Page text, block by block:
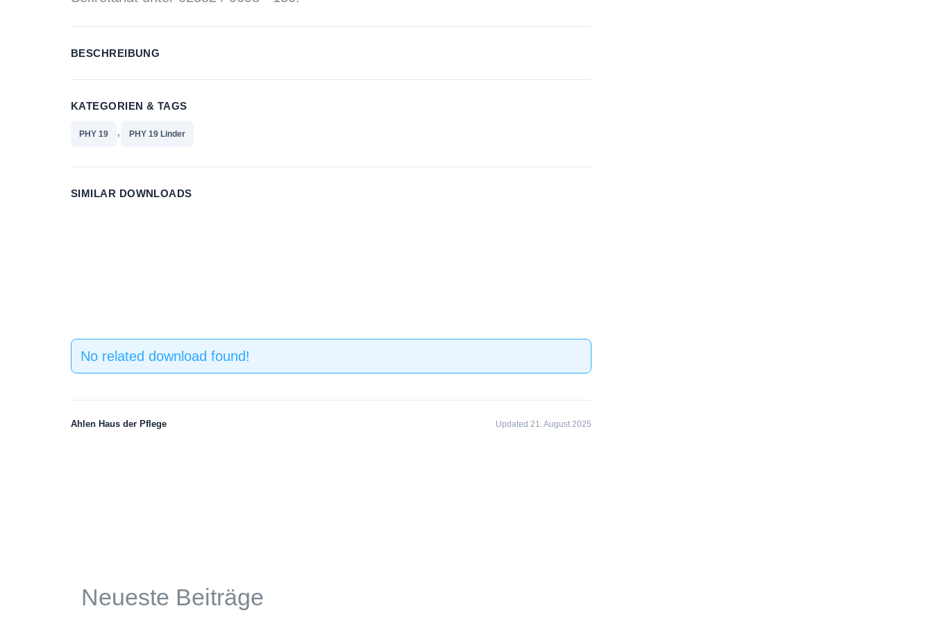
BESCHREIBUNG
KATEGORIEN & TAGS
PHY 19 , PHY 19 Linder
SIMILAR DOWNLOADS
No related download found!
Ahlen Haus der Pflege Updated 21. August 2025
Neueste Beiträge